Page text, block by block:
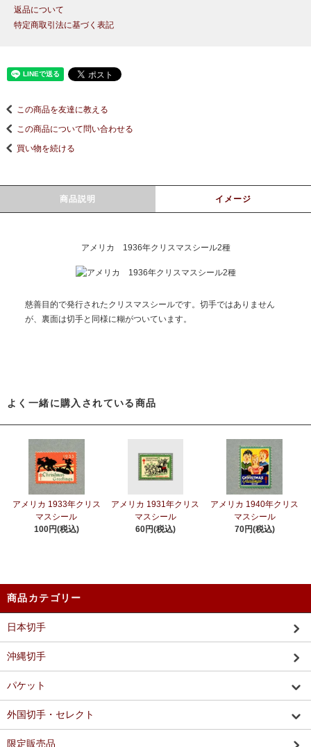
返品について
特定商取引法に基づく表記
この商品を友達に教える
この商品について問い合わせる
買い物を続ける
商品説明 イメージ
アメリカ 1936年クリスマスシール2種
慈善目的で発行されたクリスマスシールです。切手ではありません
が、裏面は切手と同様に糊がついています。
よく一緒に購入されている商品
アメリカ 1933年クリス
マスシール
100円(税込)
アメリカ 1931年クリス
マスシール
60円(税込)
アメリカ 1940年クリス
マスシール
70円(税込)
商品カテゴリー
日本切手
沖縄切手
パケット
外国切手・セレクト
限定販売品